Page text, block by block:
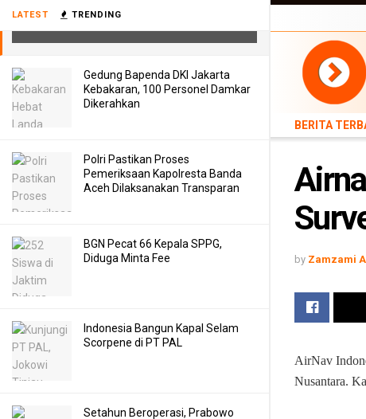
LATEST TRENDING
Surveillance di Cabang Palembang
Gedung Bapenda DKI Jakarta
Kebakaran, 100 Personel Damkar
Dikerahkan
Polri Pastikan Proses
Pemeriksaan Kapolresta Banda
Aceh Dilaksanakan Transparan
BGN Pecat 66 Kepala SPPG,
Diduga Minta Fee
Indonesia Bangun Kapal Selam
Scorpene di PT PAL
Setahun Beroperasi, Prabowo
BERITA
by Zamzami
AirNav
Nusantara.